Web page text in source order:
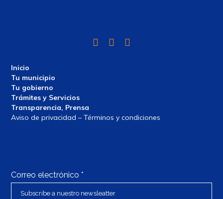
Inicio
Tu municipio
Tu gobierno
Trámites y Servicios
Transparencia, Prensa
Aviso de privacidad – Términos y condiciones
Correo electrónico*